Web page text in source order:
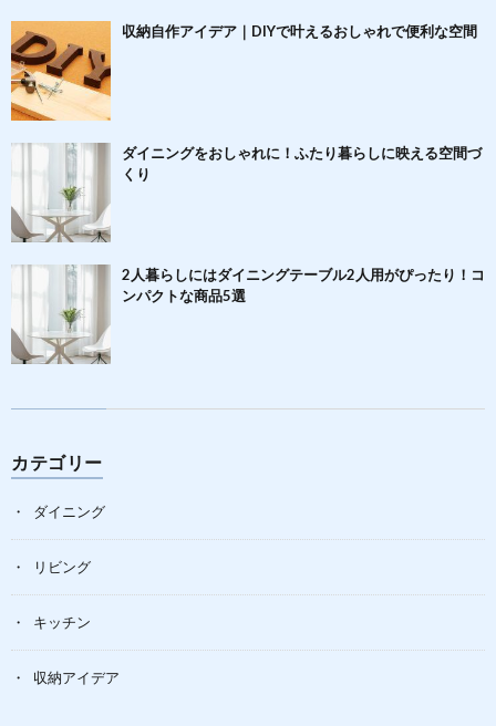
収納自作アイデア｜DIYで叶えるおしゃれで便利な空間
ダイニングをおしゃれに！ふたり暮らしに映える空間づ
くり
2人暮らしにはダイニングテーブル2人用がぴったり！コ
ンパクトな商品5選
カテゴリー
ダイニング
リビング
キッチン
収納アイデア